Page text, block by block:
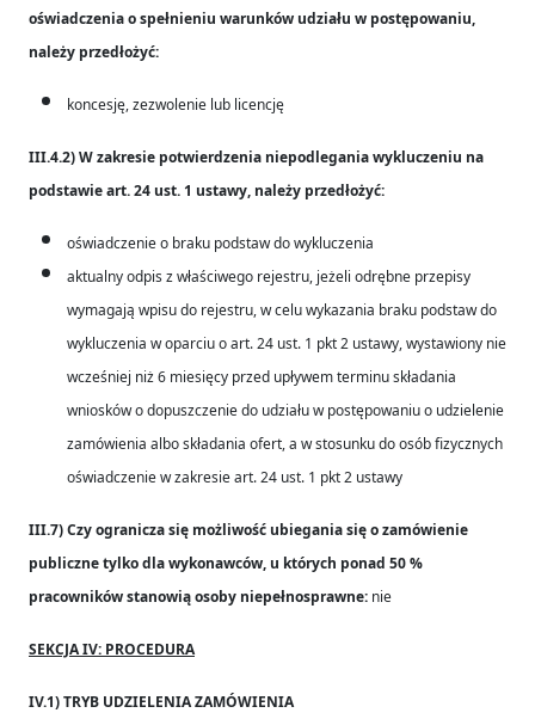
oświadczenia o spełnieniu warunków udziału w postępowaniu,
należy przedłożyć:
koncesję, zezwolenie lub licencję
III.4.2) W zakresie potwierdzenia niepodlegania wykluczeniu na
podstawie art. 24 ust. 1 ustawy, należy przedłożyć:
oświadczenie o braku podstaw do wykluczenia
aktualny odpis z właściwego rejestru, jeżeli odrębne przepisy
wymagają wpisu do rejestru, w celu wykazania braku podstaw do
wykluczenia w oparciu o art. 24 ust. 1 pkt 2 ustawy, wystawiony nie
wcześniej niż 6 miesięcy przed upływem terminu składania
wniosków o dopuszczenie do udziału w postępowaniu o udzielenie
zamówienia albo składania ofert, a w stosunku do osób fizycznych
oświadczenie w zakresie art. 24 ust. 1 pkt 2 ustawy
III.7) Czy ogranicza się możliwość ubiegania się o zamówienie
publiczne tylko dla wykonawców, u których ponad 50 %
pracowników stanowią osoby niepełnosprawne: nie
SEKCJA IV: PROCEDURA
IV.1) TRYB UDZIELENIA ZAMÓWIENIA